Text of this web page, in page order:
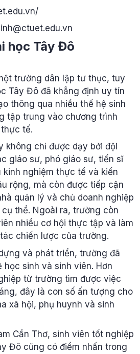
học Tây Đô
trường dân lập tư thục, tuy
Tây Đô đã khẳng định uy tín
thông qua nhiều thế hệ sinh
tập trung vào chương trình
tế.
không chỉ được dạy bởi đội
giáo sư, phó giáo sư, tiến sĩ
kinh nghiệm thực tế và kiến
rộng, mà còn được tiếp cận
quản lý và chủ doanh nghiệp
thể. Ngoài ra, trường còn
nhiều cơ hội thực tập và làm
chiến lược của trường.
và phát triển, trường đã
học sinh và sinh viên. Hơn
từ trường tìm được việc
đây là con số ấn tượng cho
xã hội, phụ huynh và sinh
Cần Thơ, sinh viên tốt nghiệp
Đô cũng có điểm nhấn trong